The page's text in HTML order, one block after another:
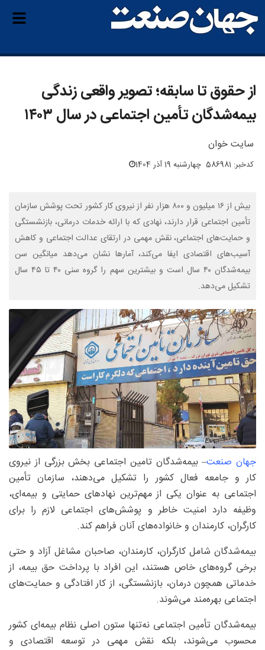
از حقوق تا سابقه؛ تصویر واقعی زندگی
بیمه‌شدگان تأمین اجتماعی در سال ۱۴۰۳
سایت خوان
کدخبر: 586981 چهارشنبه 19 آذر 1404
بیش از ۱۶ میلیون و ۸۰۰ هزار نفر از نیروی کار کشور تحت پوشش سازمان
تأمین اجتماعی قرار دارند، نهادی که با ارائه خدمات درمانی، بازنشستگی
و حمایت‌های اجتماعی، نقش مهمی در ارتقای عدالت اجتماعی و کاهش
آسیب‌های اقتصادی ایفا می‌کند، آمارها نشان می‌دهد میانگین سن
بیمه‌شدگان ۴۰ سال است و بیشترین سهم را گروه سنی ۴۰ تا ۴۵ سال
تشکیل می‌دهد.
جهان صنعت– بیمه‌شدگان تامین اجتماعی بخش بزرگی از نیروی
کار و جامعه فعال کشور را تشکیل می‌دهند، سازمان تأمین
اجتماعی به‌ عنوان یکی از مهم‌ترین نهادهای حمایتی و بیمه‌ای،
وظیفه دارد امنیت خاطر و پوشش‌های اجتماعی لازم را برای
کارگران، کارمندان و خانواده‌های آنان فراهم کند.
بیمه‌شدگان شامل کارگران، کارمندان، صاحبان مشاغل آزاد و حتی
برخی گروه‌های خاص هستند، این افراد با پرداخت حق بیمه، از
خدماتی همچون درمان، بازنشستگی، از کار افتادگی و حمایت‌های
اجتماعی بهره‌مند می‌شوند.
بیمه‌شدگان تأمین اجتماعی نه‌تنها ستون اصلی نظام بیمه‌ای کشور
محسوب می‌شوند، بلکه نقش مهمی در توسعه اقتصادی و